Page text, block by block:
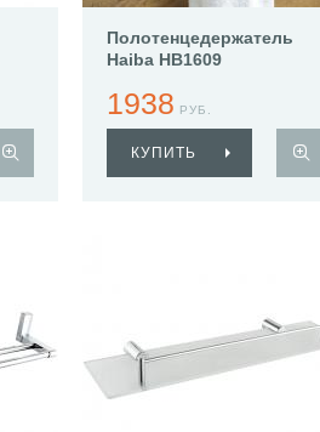
Полотенцедержатель
Haiba HB1609
1938 РУБ.
КУПИТЬ